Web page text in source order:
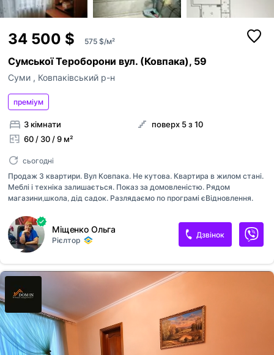
34 500 $ 575 $/м²
Сумської Тероборони вул. (Ковпака), 59
Суми , Ковпаківський р-н
преміум
3 кімнати
60 / 30 / 9 м²
поверх 5 з 10
сьогодні
Продаж 3 квартири. Вул Ковпака. Не кутова. Квартира в жилом стані.
Меблі і техніка залишається. Показ за домовленістю. Рядом
магазини,школа, дід садок. Разлядаємо по програмі єВідновлення.
Міщенко Ольга
Рієлтор
Дзвінок